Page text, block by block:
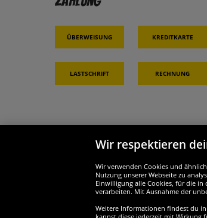
Überweisung Kreditkarte
Lastschrift Rechnung
Partner & Sicherheit
Wir respektieren
Wir verwenden Cookies und
Nutzung unserer Webseite zu
Einwilligung alle Cookies, für die
verarbeiten. Mit Ausnahme der
Weitere Informationen findest du